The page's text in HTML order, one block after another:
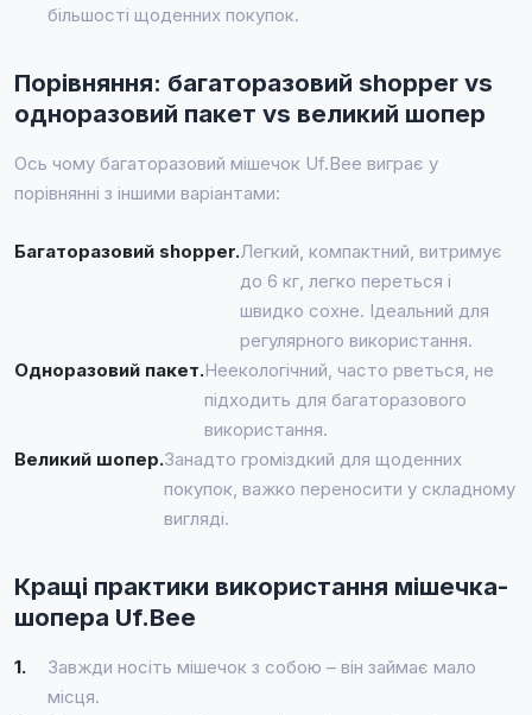
більшості щоденних покупок.
Порівняння: багаторазовий shopper vs
одноразовий пакет vs великий шопер
Ось чому багаторазовий мішечок Uf.Bee виграє у
порівнянні з іншими варіантами:
Багаторазовий shopper.Легкий, компактний, витримує
до 6 кг, легко переться і
швидко сохне. Ідеальний для
регулярного використання.
Одноразовий пакет.Неекологічний, часто рветься, не
підходить для багаторазового
використання.
Великий шопер.Занадто громіздкий для щоденних
покупок, важко переносити у складному
вигляді.
Кращі практики використання мішечка-
шопера Uf.Bee
1.
Завжди носіть мішечок з собою – він займає мало
місця.